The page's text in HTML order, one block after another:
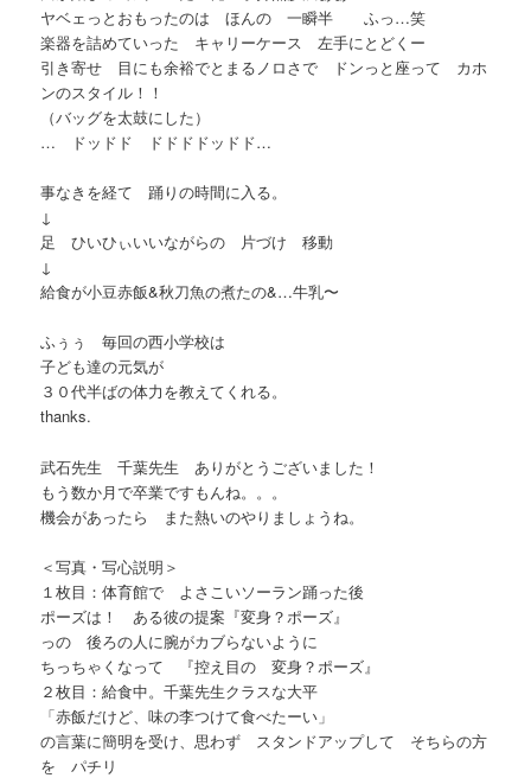
ヤベェっとおもったのは ほんの 一瞬半 ふっ…笑
楽器を詰めていった キャリーケース 左手にとどくー
引き寄せ 目にも余裕でとまるノロさで ドンっと座って カホ
ンのスタイル！！
（バッグを太鼓にした）
… ドッドド ドドドドッドド…
事なきを経て 踊りの時間に入る。
↓
足 ひいひぃいいながらの 片づけ 移動
↓
給食が小豆赤飯&秋刀魚の煮たの&…牛乳〜
ふぅぅ 毎回の西小学校は
子ども達の元気が
３０代半ばの体力を教えてくれる。
thanks.
武石先生 千葉先生 ありがとうございました！
もう数か月で卒業ですもんね。。。
機会があったら また熱いのやりましょうね。
＜写真・写心説明＞
１枚目：体育館で よさこいソーラン踊った後
ポーズは！ ある彼の提案『変身？ポーズ』
っの 後ろの人に腕がカブらないように
ちっちゃくなって 『控え目の 変身？ポーズ』
２枚目：給食中。千葉先生クラスな大平
「赤飯だけど、味の李つけて食べたーい」
の言葉に簡明を受け、思わず スタンドアップして そちらの方
を パチリ